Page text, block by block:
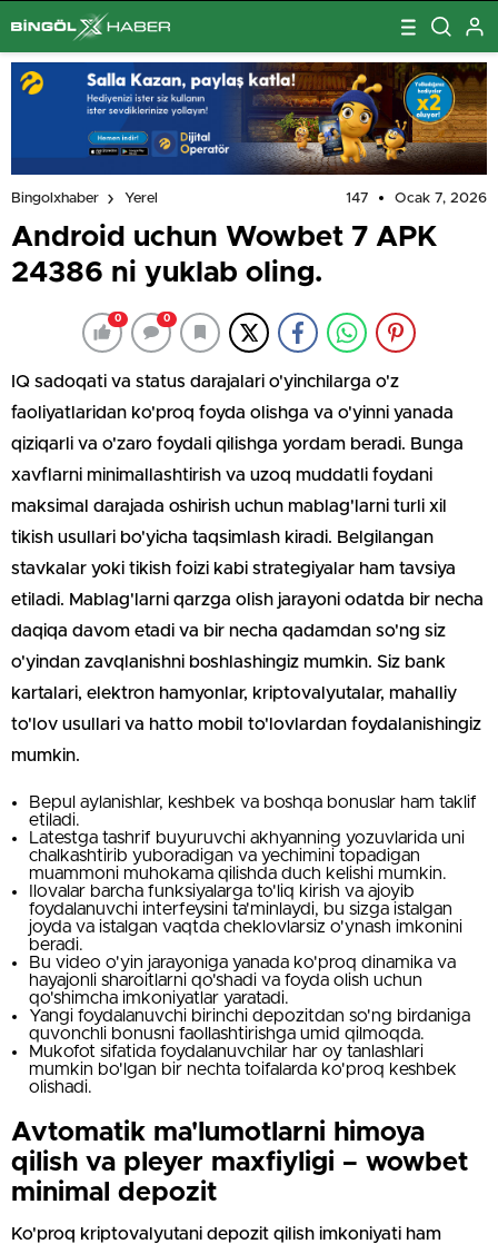
Bingolxhaber Yerel 147 Ocak 7, 2026
Android uchun Wowbet 7 APK
24386 ni yuklab oling.
0 0
IQ sadoqati va status darajalari o'yinchilarga o'z
faoliyatlaridan ko'proq foyda olishga va o'yinni yanada
qiziqarli va o'zaro foydali qilishga yordam beradi. Bunga
xavflarni minimallashtirish va uzoq muddatli foydani
maksimal darajada oshirish uchun mablag'larni turli xil
tikish usullari bo'yicha taqsimlash kiradi. Belgilangan
stavkalar yoki tikish foizi kabi strategiyalar ham tavsiya
etiladi. Mablag'larni qarzga olish jarayoni odatda bir necha
daqiqa davom etadi va bir necha qadamdan so'ng siz
o'yindan zavqlanishni boshlashingiz mumkin. Siz bank
kartalari, elektron hamyonlar, kriptovalyutalar, mahalliy
to'lov usullari va hatto mobil to'lovlardan foydalanishingiz
mumkin.
Bepul aylanishlar, keshbek va boshqa bonuslar ham taklif
etiladi.
Latestga tashrif buyuruvchi akhyanning yozuvlarida uni
chalkashtirib yuboradigan va yechimini topadigan
muammoni muhokama qilishda duch kelishi mumkin.
Ilovalar barcha funksiyalarga to'liq kirish va ajoyib
foydalanuvchi interfeysini ta'minlaydi, bu sizga istalgan
joyda va istalgan vaqtda cheklovlarsiz o'ynash imkonini
beradi.
Bu video o'yin jarayoniga yanada ko'proq dinamika va
hayajonli sharoitlarni qo'shadi va foyda olish uchun
qo'shimcha imkoniyatlar yaratadi.
Yangi foydalanuvchi birinchi depozitdan so'ng birdaniga
quvonchli bonusni faollashtirishga umid qilmoqda.
Mukofot sifatida foydalanuvchilar har oy tanlashlari
mumkin bo'lgan bir nechta toifalarda ko'proq keshbek
olishadi.
Avtomatik ma'lumotlarni himoya
qilish va pleyer maxfiyligi – wowbet
minimal depozit
Ko'proq kriptovalyutani depozit qilish imkoniyati ham